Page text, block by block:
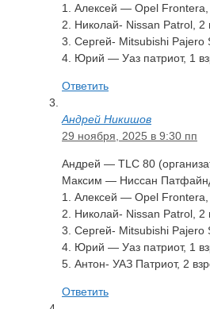
1. Алексей — Opel Frontera,
2. Николай- Nissan Patrol, 2
3. Сергей- Mitsubishi Pajero
4. Юрий — Уаз патриот, 1
Ответить
Андрей Никишов
29 ноября, 2025 в 9:30 пп
Андрей — TLC 80
Максим — Ниссан
1. Алексей — Opel Frontera,
2. Николай- Nissan Patrol, 2
3. Сергей- Mitsubishi Pajero
4. Юрий — Уаз патриот, 1
5. Антон- УАЗ Патриот, 2
Ответить